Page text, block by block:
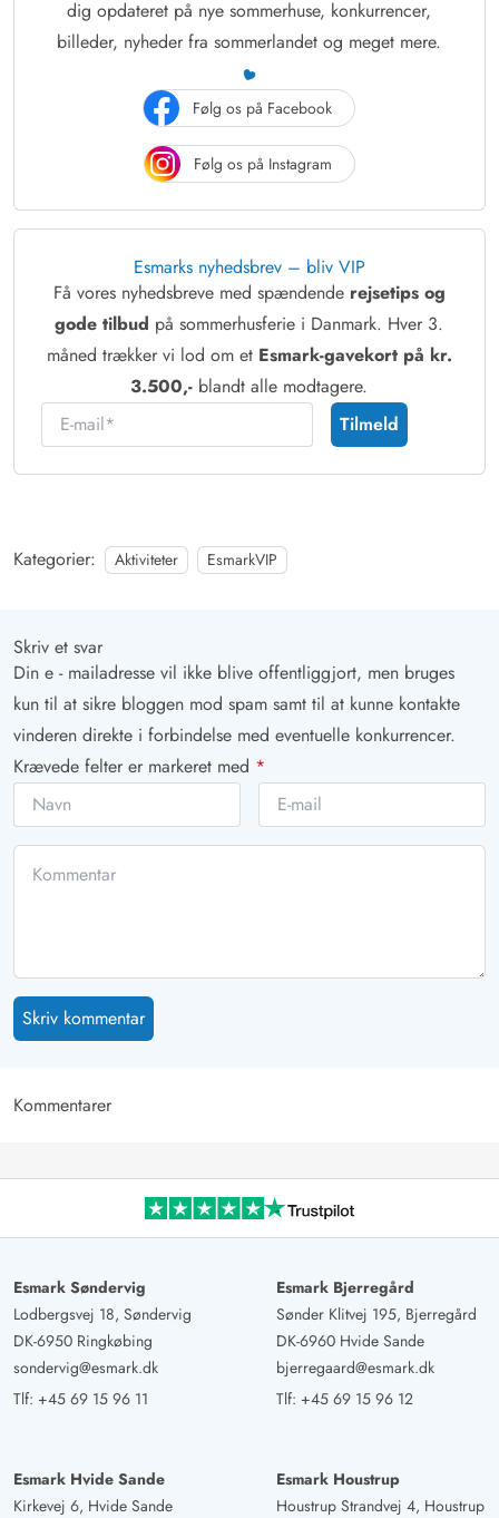
dig opdateret på nye sommerhuse, konkurrencer,
billeder, nyheder fra sommerlandet og meget mere.
Følg os på Facebook
Følg os på Instagram
Esmarks nyhedsbrev – bliv VIP
Få vores nyhedsbreve med spændende rejsetips og
gode tilbud på sommerhusferie i Danmark. Hver 3.
måned trækker vi lod om et Esmark-gavekort på kr.
3.500,- blandt alle modtagere.
E-mail
Tilmeld
Kategorier: Aktiviteter EsmarkVIP
Skriv et svar
Din e - mailadresse vil ikke blive offentliggjort, men bruges
kun til at sikre bloggen mod spam samt til at kunne kontakte
vinderen direkte i forbindelse med eventuelle konkurrencer.
Krævede felter er markeret med *
Skriv kommentar
Kommentarer
Esmark Søndervig
Lodbergsvej 18, Søndervig
DK-6950 Ringkøbing
sondervig@esmark.dk
Tlf: +45 69 15 96 11
Esmark Bjerregård
Sønder Klitvej 195, Bjerregård
DK-6960 Hvide Sande
bjerregaard@esmark.dk
Tlf: +45 69 15 96 12
Esmark Hvide Sande
Kirkevej 6, Hvide Sande
Esmark Houstrup
Houstrup Strandvej 4, Houstrup